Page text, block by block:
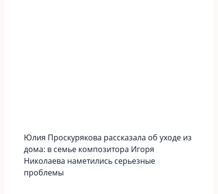
Юлия Проскурякова рассказала об уходе из
дома: в семье композитора Игоря
Николаева наметились серьезные
проблемы